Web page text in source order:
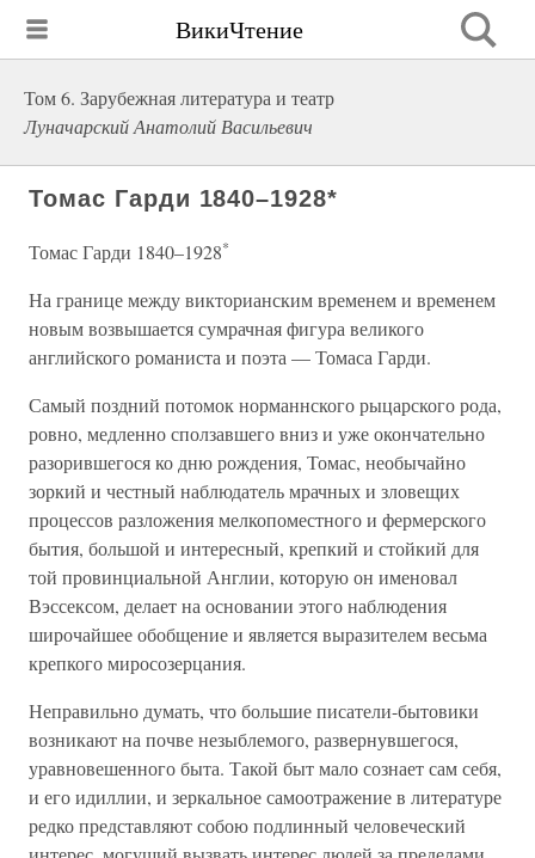
ВикиЧтение
Том 6. Зарубежная литература и театр
Луначарский Анатолий Васильевич
Томас Гарди 1840–1928*
Томас Гарди 1840–1928*
На границе между викторианским временем и временем
новым возвышается сумрачная фигура великого
английского романиста и поэта — Томаса Гарди.
Самый поздний потомок норманнского рыцарского рода,
ровно, медленно сползавшего вниз и уже окончательно
разорившегося ко дню рождения, Томас, необычайно
зоркий и честный наблюдатель мрачных и зловещих
процессов разложения мелкопоместного и фермерского
бытия, большой и интересный, крепкий и стойкий для
той провинциальной Англии, которую он именовал
Вэссексом, делает на основании этого наблюдения
широчайшее обобщение и является выразителем весьма
крепкого миросозерцания.
Неправильно думать, что большие писатели-бытовики
возникают на почве незыблемого, развернувшегося,
уравновешенного быта. Такой быт мало сознает сам себя,
и его идиллии, и зеркальное самоотражение в литературе
редко представляют собою подлинный человеческий